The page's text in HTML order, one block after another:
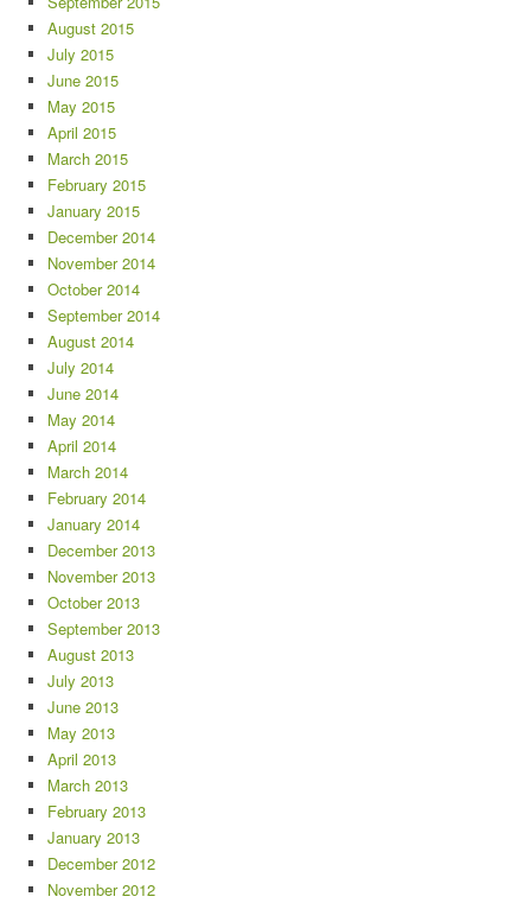
August 2015
July 2015
June 2015
May 2015
April 2015
March 2015
February 2015
January 2015
December 2014
November 2014
October 2014
September 2014
August 2014
July 2014
June 2014
May 2014
April 2014
March 2014
February 2014
January 2014
December 2013
November 2013
October 2013
September 2013
August 2013
July 2013
June 2013
May 2013
April 2013
March 2013
February 2013
January 2013
December 2012
November 2012